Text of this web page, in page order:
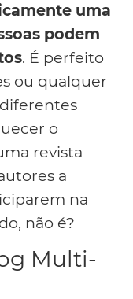
uma
podem
. É perfeito
ou qualquer
o
revista
a
na
não é?
Multi-